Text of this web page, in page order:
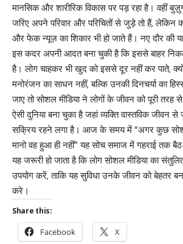
मानसिक और शारीरिक विकास पर पड़ रहा है। वहीं
जरिए अपने परिवार और परिचितों से जुड़े तो हैं, लेकिन
और फेक न्यूज़ का शिकार भी हो जाते हैं। नए दौर की
इस कदर अपनी आदत बना चुकी है कि इससे बाहर
है। लोग चाहकर भी खुद को इससे दूर नहीं कर पाते,
मनोरंजन का साधन नहीं, बल्कि उनकी दिनचर्या का
जाए तो सोशल मीडिया ने लोगों के जीवन को पूरी तरह
ऐसी दुनिया बना चुका है जहां व्यक्ति वास्तविक जीवन से
सक्रिय रहने लगा है। आज के समय में “अगर कुछ सोशल
मानो वह हुआ ही नहीं” यह सोच समाज में गहराई तक
यह जरूरी हो जाता है कि लोग सोशल मीडिया का
उपयोग करें, ताकि यह सुविधा उनके जीवन को बेहतर
करे।
Share this:
Facebook X